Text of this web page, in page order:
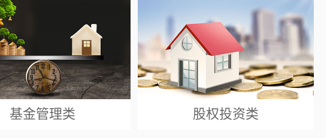
基金管理类 股权投资类